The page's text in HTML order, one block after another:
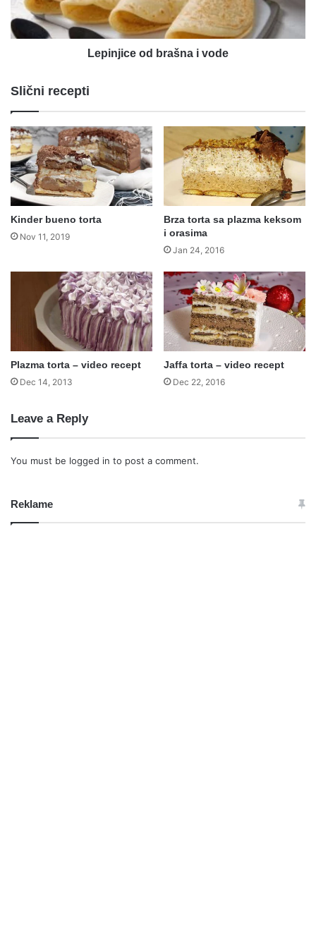
Lepinjice od brašna i vode
Slični recepti
Kinder bueno torta
Nov 11, 2019
Brza torta sa plazma keksom
i orasima
Jan 24, 2016
Plazma torta – video recept
Dec 14, 2013
Jaffa torta – video recept
Dec 22, 2016
Leave a Reply
You must be logged in to post a comment.
Reklame